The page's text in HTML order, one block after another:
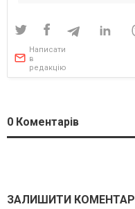
Написати
в
редакцію
0 Коментарів
ЗАЛИШИТИ КОМЕНТАР